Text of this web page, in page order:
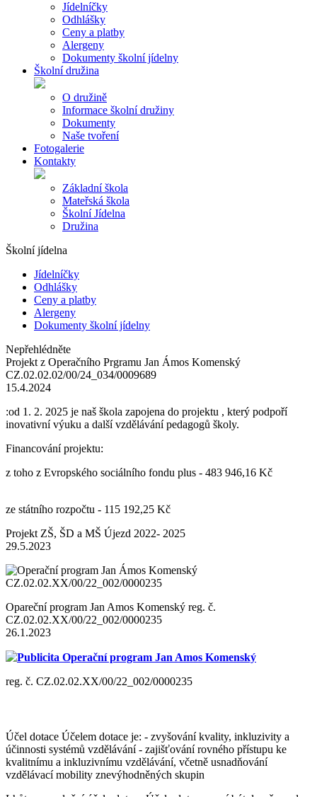
Jídelníčky
Odhlášky
Ceny a platby
Alergeny
Dokumenty školní jídelny
Školní družina
O družině
Informace školní družiny
Dokumenty
Naše tvoření
Fotogalerie
Kontakty
Základní škola
Mateřská škola
Školní Jídelna
Družina
Školní jídelna
Jídelníčky
Odhlášky
Ceny a platby
Alergeny
Dokumenty školní jídelny
Nepřehlédněte
Projekt z Operačního Prgramu Jan Ámos Komenský
CZ.02.02.02/00/24_034/0009689
15.4.2024
:od 1. 2. 2025 je naš škola zapojena do projektu , který podpoří
inovativní výuku a další vzdělávání pedagogů školy.
Financování projektu:
z toho z Evropského sociálního fondu plus - 483 946,16 Kč
ze státního rozpočtu - 115 192,25 Kč
Projekt ZŠ, ŠD a MŠ Újezd 2022- 2025
29.5.2023
Opareční program Jan Amos Komenský reg. č.
CZ.02.02.XX/00/22_002/0000235
26.1.2023
Publicita Operační program Jan Amos Komenský
reg. č. CZ.02.02.XX/00/22_002/0000235
Účel dotace Účelem dotace je: - zvyšování kvality, inkluzivity a
účinnosti systémů vzdělávání - zajišťování rovného přístupu ke
kvalitnímu a inkluzivnímu vzdělávání, včetně usnadňování
vzdělávací mobility znevýhodněných skupin